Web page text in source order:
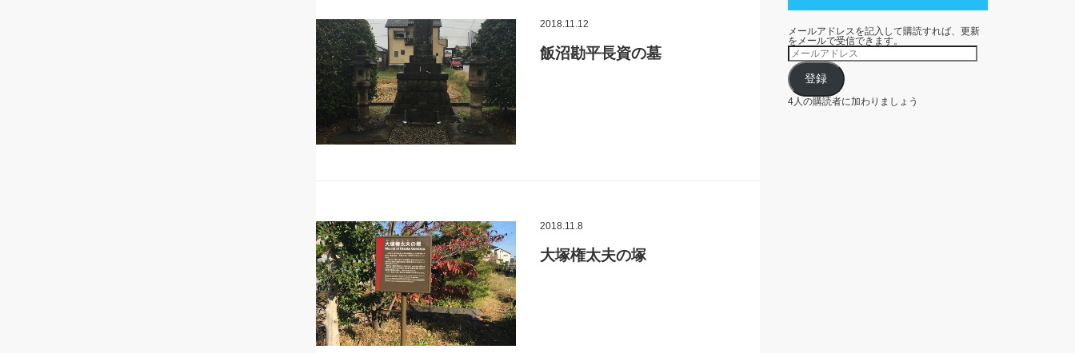
2018.11.12
飯沼勘平長資の墓
2018.11.8
大塚権太夫の塚
メールアドレスを記入して購読すれば、更新
をメールで受信できます。
メ
ー
ル
ア
ド
レ
ス
登録
4人の購読者に加わりましょう